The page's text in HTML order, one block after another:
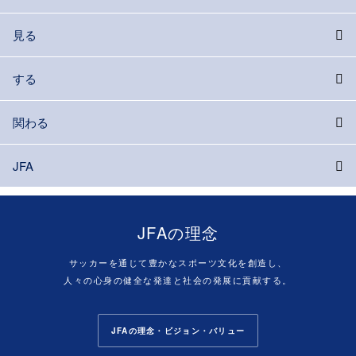
見る
する
関わる
JFA
JFAの理念
サッカーを通じて豊かなスポーツ文化を創造し、
人々の心身の健全な発達と社会の発展に貢献する。
JFAの理念・ビジョン・バリュー